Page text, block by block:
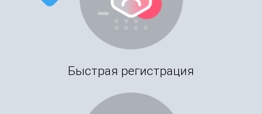
Быстрая регистрация